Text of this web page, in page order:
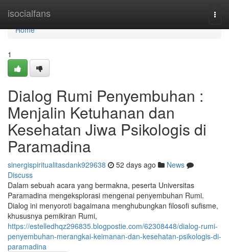
isocialfans
Home
Home
1
Dialog Rumi Penyembuhan :
Menjalin Ketuhanan dan
Kesehatan Jiwa Psikologis di
Paramadina
sinergispiritualitasdank929638 52 days ago
News
Discuss
Dalam sebuah acara yang bermakna, peserta Universitas
Paramadina mengeksplorasi mengenai penyembuhan Rumi.
Dialog ini menyoroti bagaimana menghubungkan filosofi sufisme,
khususnya pemikiran Rumi,
https://estelledhqz296835.blogpostie.com/62308448/dialog-rumi-
penyembuhan-merangkai-keimanan-dan-kesehatan-psikologis-di-
paramadina